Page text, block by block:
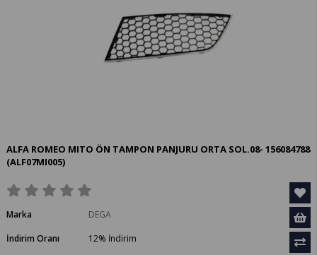
ALFA ROMEO MITO ÖN TAMPON PANJURU ORTA SOL.08- 156084788
(ALF07MI005)
Marka
DEGA
İndirim Oranı
%
12
İndirim